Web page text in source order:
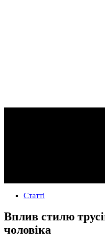
Статті
Вплив стилю
чоловіка